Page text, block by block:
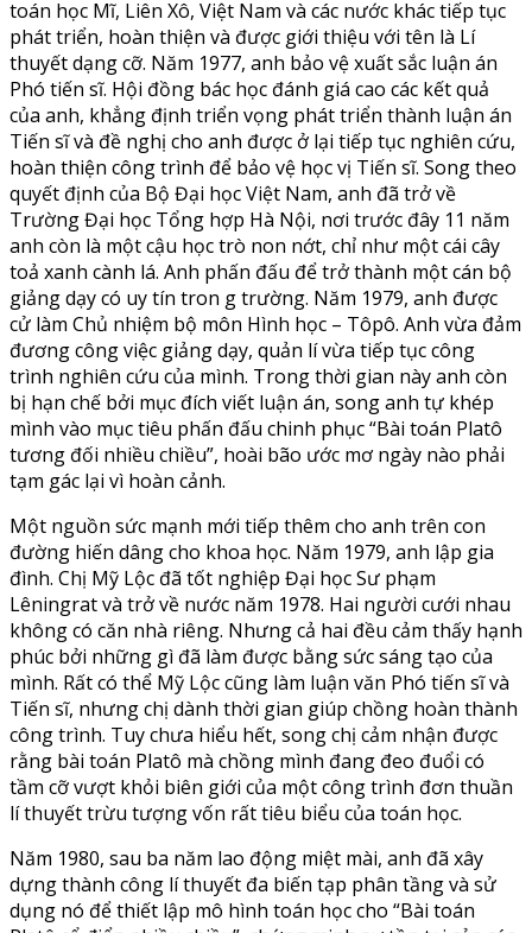
toán học Mĩ, Liên Xô, Việt Nam và các nước khác tiếp tục
phát triển, hoàn thiện và được giới thiệu với tên là Lí
thuyết dạng cỡ. Năm 1977, anh bảo vệ xuất sắc luận án
Phó tiến sĩ. Hội đồng bác học đánh giá cao các kết quả
của anh, khẳng định triển vọng phát triển thành luận án
Tiến sĩ và đề nghị cho anh được ở lại tiếp tục nghiên cứu,
hoàn thiện công trình để bảo vệ học vị Tiến sĩ. Song theo
quyết định của Bộ Đại học Việt Nam, anh đã trở về
Trường Đại học Tổng hợp Hà Nội, nơi trước đây 11 năm
anh còn là một cậu học trò non nớt, chỉ như một cái cây
toả xanh cành lá. Anh phấn đấu để trở thành một cán bộ
giảng dạy có uy tín tron g trường. Năm 1979, anh được
cử làm Chủ nhiệm bộ môn Hình học – Tôpô. Anh vừa đảm
đương công việc giảng dạy, quản lí vừa tiếp tục công
trình nghiên cứu của mình. Trong thời gian này anh còn
bị hạn chế bởi mục đích viết luận án, song anh tự khép
mình vào mục tiêu phấn đấu chinh phục “Bài toán Platô
tương đối nhiều chiều”, hoài bão ước mơ ngày nào phải
tạm gác lại vì hoàn cảnh.
Một nguồn sức mạnh mới tiếp thêm cho anh trên con
đường hiến dâng cho khoa học. Năm 1979, anh lập gia
đình. Chị Mỹ Lộc đã tốt nghiệp Đại học Sư phạm
Lêningrat và trở về nước năm 1978. Hai người cưới nhau
không có căn nhà riêng. Nhưng cả hai đều cảm thấy hạnh
phúc bởi những gì đã làm được bằng sức sáng tạo của
mình. Rất có thể Mỹ Lộc cũng làm luận văn Phó tiến sĩ và
Tiến sĩ, nhưng chị dành thời gian giúp chồng hoàn thành
công trình. Tuy chưa hiểu hết, song chị cảm nhận được
rằng bài toán Platô mà chồng mình đang đeo đuổi có
tầm cỡ vượt khỏi biên giới của một công trình đơn thuần
lí thuyết trừu tượng vốn rất tiêu biểu của toán học.
Năm 1980, sau ba năm lao động miệt mài, anh đã xây
dựng thành công lí thuyết đa biến tạp phân tầng và sử
dụng nó để thiết lập mô hình toán học cho “Bài toán